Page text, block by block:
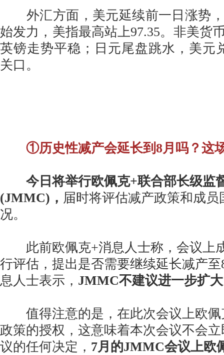
外汇方面，美元延续前一日涨势，
始发力，美指最高站上97.35。非美货
英镑走势平稳；日元尾盘跳水，美元
关口。
①历史性减产会延长到8月吗？这
今日将举行欧佩克+联合部长级监
(JMMC)， 届时将评估减产政策和成
况。
此前欧佩克+消息人士称，会议上
行评估，提出是否需要继续延长减产
息人士表示， JMMC不建议进一步扩
值得注意的是，在此次会议上欧佩
政策的授权，这意味着本次会议不会
议的任何决定， 7月的JMMC会议上欧